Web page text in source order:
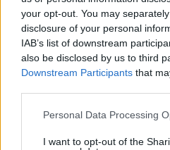
your opt-out. You may
disclosure of your personal
IAB’s list of downstream
also be disclosed by us to third
Downstream Participants that
Please note that this website/
not limited to your visit or usage
Personal Data Processing
I want to opt-out of the
άλλους καπεταναίους.
Στο Κομπότι, έμειναν
υπό τους Παναγιώτη
και Κωνσταντίνο
Ωστόσο, μια δυσάρεστη